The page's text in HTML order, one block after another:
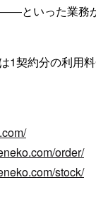
といった業務
1契約分の利用
order/
stock/